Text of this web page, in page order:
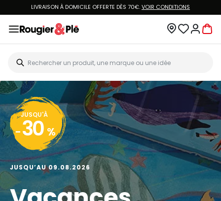
LIVRAISON À DOMICILE OFFERTE DÈS 70€.VOIR CONDITIONS
JUSQU'À
- 30 %
JUSQU’AU 09.08.2026